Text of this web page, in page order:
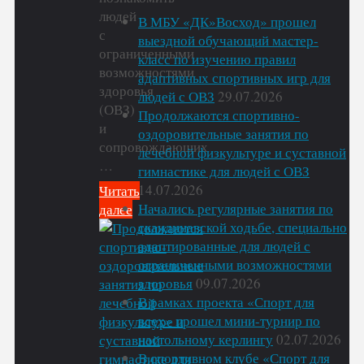
людей
с
ограниченными
возможностями
здоровья
(ОВЗ)
и
сопровождающих
…
Читать
далее
"В
МБУ
«ДК»Восход»
прошел
выездной
обучающий
мастер-
класс
В МБУ «ДК»Восход» прошел
выездной обучающий мастер-
класс по изучению правил
адаптивных спортивных игр для
людей с ОВЗ 29.07.2026
Продолжаются спортивно-
оздоровительные занятия по
лечебной физкультуре и суставной
гимнастике для людей с ОВЗ
14.07.2026
Начались регулярные занятия по
скандинавской ходьбе, специально
адаптированные для людей с
ограниченными возможностями
здоровья09.07.2026
В рамках проекта «Спорт для
всех» прошел мини-турнир по
настольному керлингу02.07.2026
В спортивном клубе «Спорт для